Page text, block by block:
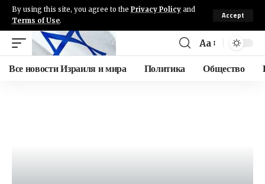
By using this site, you agree to the Privacy Policy and
Terms of Use.
Accept
Aa
Все новости Израиля и мира Политика Общество